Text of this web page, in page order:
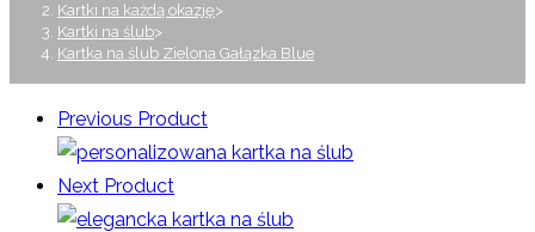
Kartki na każdą okazję>
Kartki na ślub>
Kartka na ślub Zielona Gałązka Blue
Previous Product
Next Product